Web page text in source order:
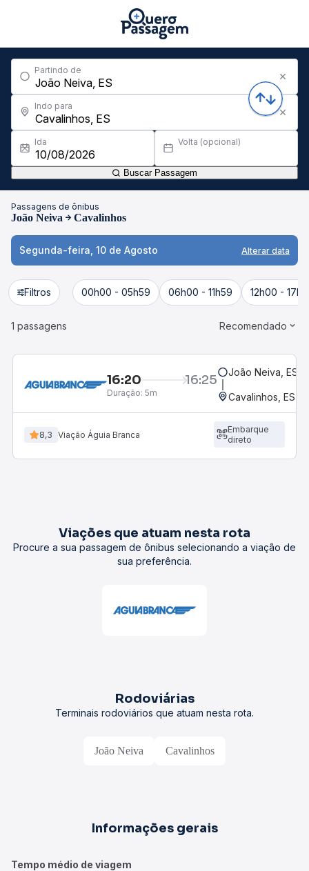
Partindo de
Indo para
Ida Volta (opcional)
Buscar Passagem
Passagens de ônibus
João Neiva Cavalinhos
Segunda-feira, 10 de Agosto Alterar data
Filtros 00h00 - 05h59 06h00 - 11h59 12h00 -
1 passagens Recomendado
16:20 16:25
Duração: 5m
João Neiva, ES
Cavalinhos, ES
8,3 Viação Águia Branca
Embarque
direto
Viações que atuam nesta rota
Procure a sua passagem de ônibus selecionando a viação de
sua preferência.
Rodoviárias
Terminais rodoviários que atuam nesta rota.
João Neiva Cavalinhos
Informações gerais
Tempo médio de viagem